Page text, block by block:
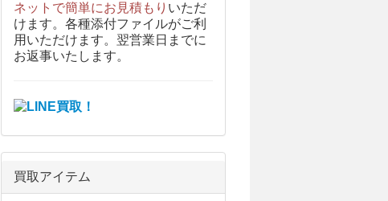
ネットで簡単にお見積もり いただ
けます。各種添付ファイルがご利
用いただけます。翌営業日までに
お返事いたします。
買取アイテム